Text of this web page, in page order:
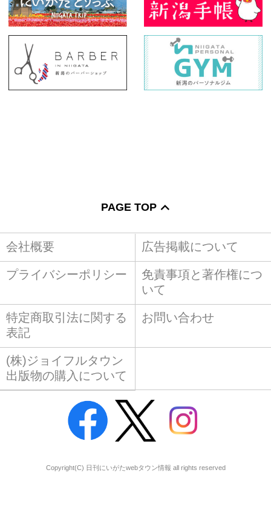
PAGE TOP
会社概要 広告掲載について
プライバシーポリシー
免責事項と著作権につ
いて
特定商取引法に関する
表記
お問い合わせ
(株)ジョイフルタウン
出版物の購入について
Copyright(C) 日刊にいがたwebタウン情報 all rights reserved